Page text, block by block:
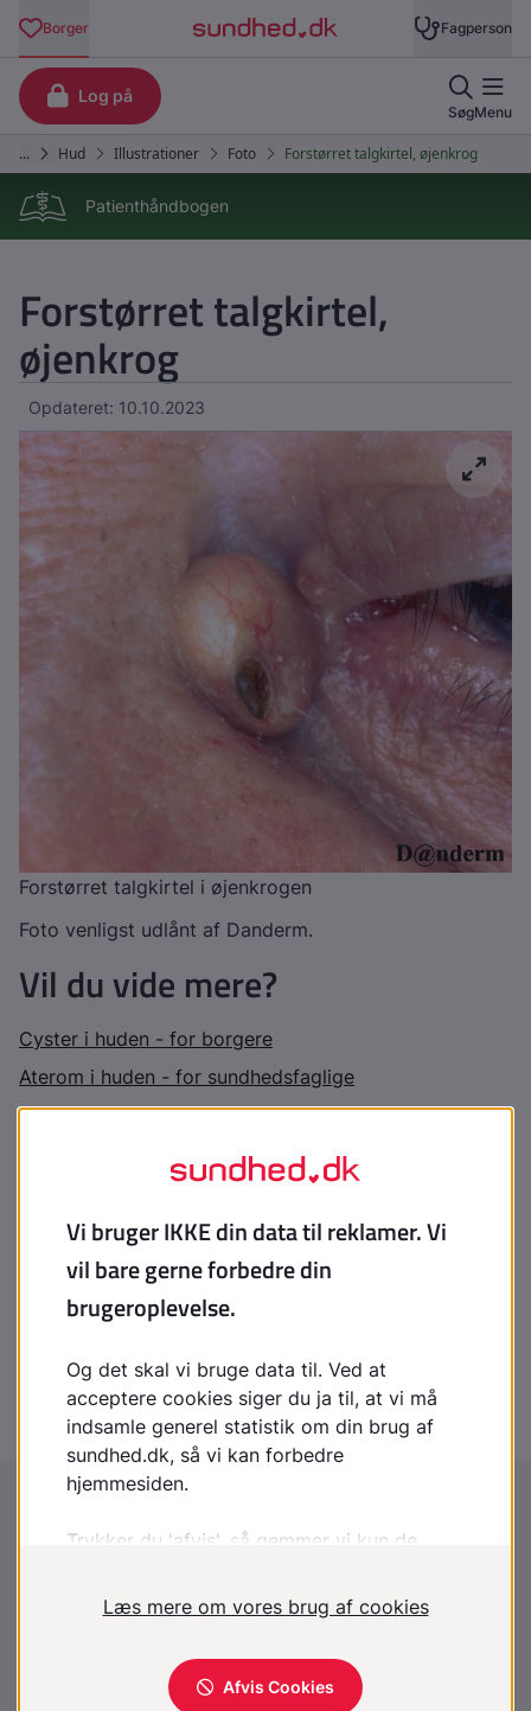
Patienthåndbogen
Forstørret talgkirtel,
øjenkrog
Opdateret: 10.10.2023
Forstørret talgkirtel i øjenkrogen
Foto venligst udlånt af Danderm.
Vil du vide mere?
Cyster i huden - for borgere
Aterom i huden - for sundhedsfaglige
Patienthåndbogen
laegehaandbogen@dadl.dk
Patienthåndbogen
Kristianiagade 12
Disclaimer Patienthåndbogen